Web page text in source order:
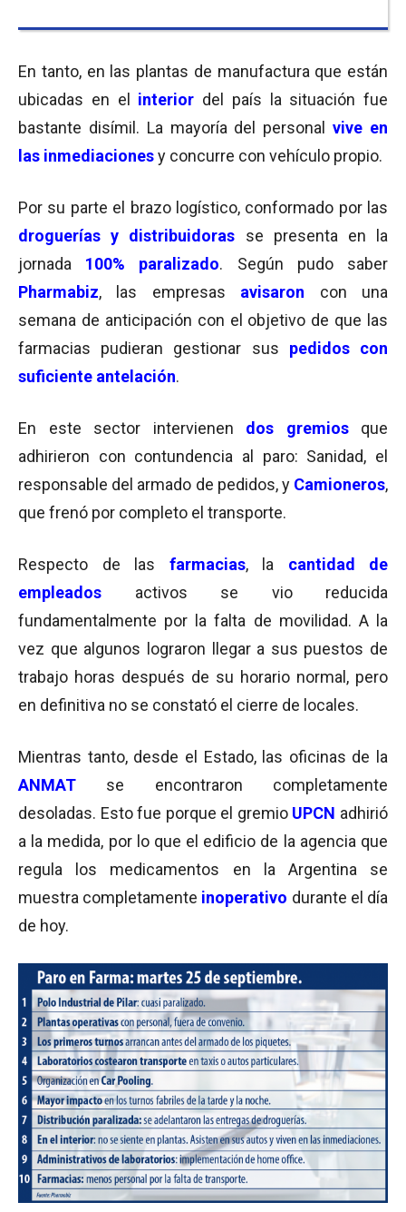
En tanto, en las plantas de manufactura que están
ubicadas en el interior del país la situación fue
bastante disímil. La mayoría del personalvive en
las inmediacionesy concurre con vehículo propio.
Por su parte el brazo logístico, conformado por las
droguerías y distribuidoras se presenta en la
jornada 100% paralizado. Según pudo saber
Pharmabiz, las empresas avisaron con una
semana de anticipación con el objetivo de que las
farmacias pudieran gestionar sus pedidos con
suficiente antelación.
En este sector intervienen dos gremiosque
adhirieron con contundencia al paro: Sanidad, el
responsable del armado de pedidos, y Camioneros,
que frenó por completo el transporte.
Respecto de las farmacias, la cantidad de
empleados activos se vio reducida
fundamentalmente por la falta de movilidad. A la
vez que algunos lograron llegar a sus puestos de
trabajo horas después de su horario normal, pero
en definitiva no se constató el cierre de locales.
Mientras tanto, desde el Estado, las oficinas de la
ANMAT
se encontraron completamente
desoladas. Esto fue porque el gremio UPCN adhirió
a la medida, por lo que el edificio de la agencia que
regula los medicamentos en la Argentina se
muestra completamente inoperativo durante el día
de hoy.